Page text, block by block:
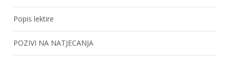
Popis lektire
POZIVI NA NATJECANJA